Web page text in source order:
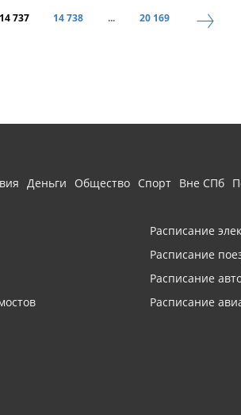
14 737 14 738 ... 20 169
Деньги Общество Спорт Вне СПб
Расписание
Расписание
Расписание
Расписание